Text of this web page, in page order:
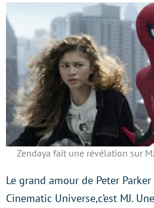
Zendaya fait une révélation sur
Le grand amour de Peter
Cinematic Universe,c’est MJ.